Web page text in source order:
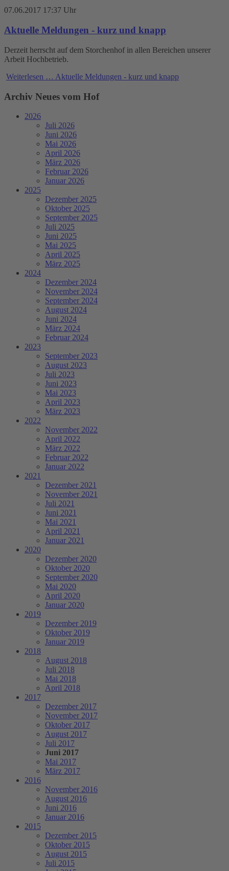
07.06.2017 17:37 Uhr
Aktuelle Meldungen - kurz und knapp
Derzeit herrscht auf dem Storchenhof in allen Bereichen unserer
Arbeit Hochbetrieb.
Weiterlesen … Aktuelle Meldungen - kurz und knapp
Archiv Neues vom Hof
2026
Juli 2026
Juni 2026
Mai 2026
April 2026
März 2026
Februar 2026
Januar 2026
2025
Dezember 2025
Oktober 2025
September 2025
Juli 2025
Juni 2025
Mai 2025
April 2025
März 2025
2024
Dezember 2024
November 2024
September 2024
August 2024
Juni 2024
März 2024
Februar 2024
2023
September 2023
August 2023
Juli 2023
Juni 2023
Mai 2023
April 2023
März 2023
2022
November 2022
April 2022
März 2022
Februar 2022
Januar 2022
2021
Dezember 2021
November 2021
Juli 2021
Juni 2021
Mai 2021
April 2021
Januar 2021
2020
Dezember 2020
Oktober 2020
September 2020
Mai 2020
April 2020
Januar 2020
2019
Dezember 2019
Oktober 2019
Januar 2019
2018
August 2018
Juli 2018
Mai 2018
April 2018
2017
Dezember 2017
November 2017
Oktober 2017
August 2017
Juli 2017
Juni 2017
Mai 2017
März 2017
2016
November 2016
August 2016
Juni 2016
Januar 2016
2015
Dezember 2015
Oktober 2015
August 2015
Juli 2015